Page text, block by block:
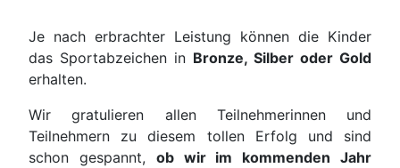
Je nach erbrachter Leistung können die Kinder
das Sportabzeichen in Bronze, Silber oder Gold
erhalten.
Wir gratulieren allen Teilnehmerinnen und
Teilnehmern zu diesem tollen Erfolg und sind
schon gespannt, ob wir im kommenden Jahr